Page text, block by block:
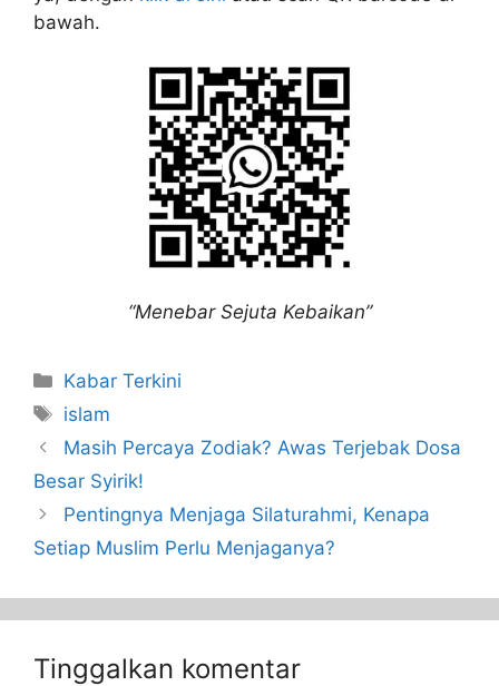
bawah.
“Menebar Sejuta Kebaikan”
Kabar Terkini
islam
Masih Percaya Zodiak? Awas Terjebak Dosa
Besar Syirik!
Pentingnya Menjaga Silaturahmi, Kenapa
Setiap Muslim Perlu Menjaganya?
Tinggalkan komentar